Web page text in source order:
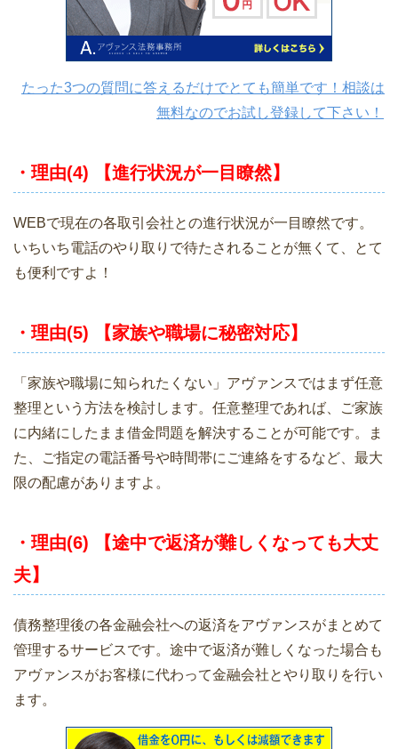
たった3つの質問に答えるだけでとても簡単です！相談は
無料なのでお試し登録して下さい！
・理由(4) 【進行状況が一目瞭然】
WEBで現在の各取引会社との進行状況が一目瞭然です。
いちいち電話のやり取りで待たされることが無くて、とて
も便利ですよ！
・理由(5) 【家族や職場に秘密対応】
「家族や職場に知られたくない」アヴァンスではまず任意
整理という方法を検討します。任意整理であれば、ご家族
に内緒にしたまま借金問題を解決することが可能です。ま
た、ご指定の電話番号や時間帯にご連絡をするなど、最大
限の配慮がありますよ。
・理由(6) 【途中で返済が難しくなっても大丈
夫】
債務整理後の各金融会社への返済をアヴァンスがまとめて
管理するサービスです。途中で返済が難しくなった場合も
アヴァンスがお客様に代わって金融会社とやり取りを行い
ます。